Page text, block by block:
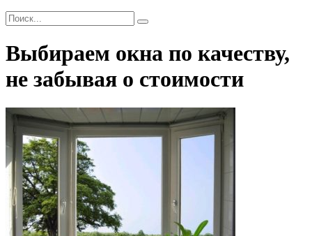
Выбираем окна по качеству,
не забывая о стоимости